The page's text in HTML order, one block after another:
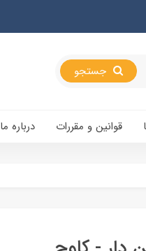
قوانین و مقررات درباره ما